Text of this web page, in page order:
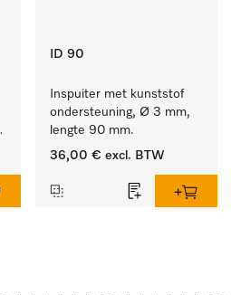
ID 90
Inspuiter met kunststof
ondersteuning, Ø 3 mm,
lengte 90 mm.
36,00 € excl. BTW